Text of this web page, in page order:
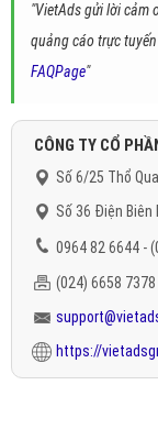
"VietAds gửi lời cảm
quảng cáo trực
FAQPage"
CÔNG TY CỔ
Số 6/25 Thổ
Số 36 Điện Biên
0964 82 6644 -
(024) 6658 7378
https://